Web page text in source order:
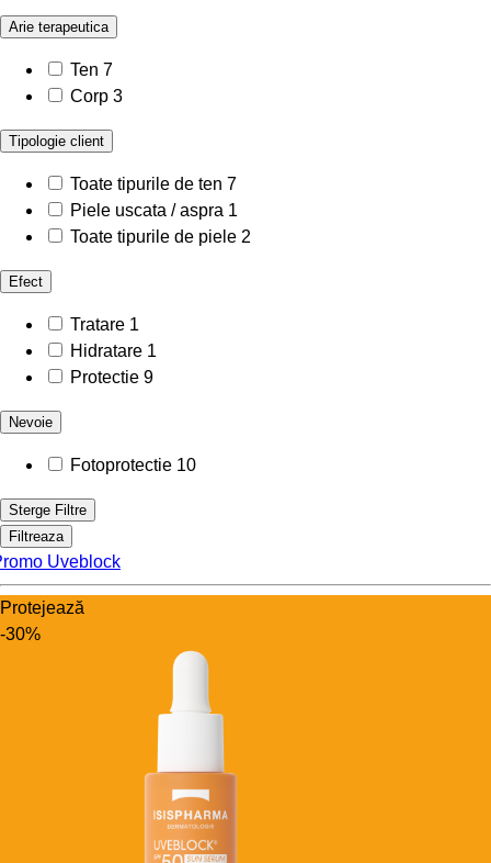
Arie terapeutica
Ten 7
Corp 3
Tipologie client
Toate tipurile de ten 7
Piele uscata / aspra 1
Toate tipurile de piele 2
Efect
Tratare 1
Hidratare 1
Protectie 9
Nevoie
Fotoprotectie 10
Sterge Filtre
Filtreaza
Uveblock
Protejează
-30%